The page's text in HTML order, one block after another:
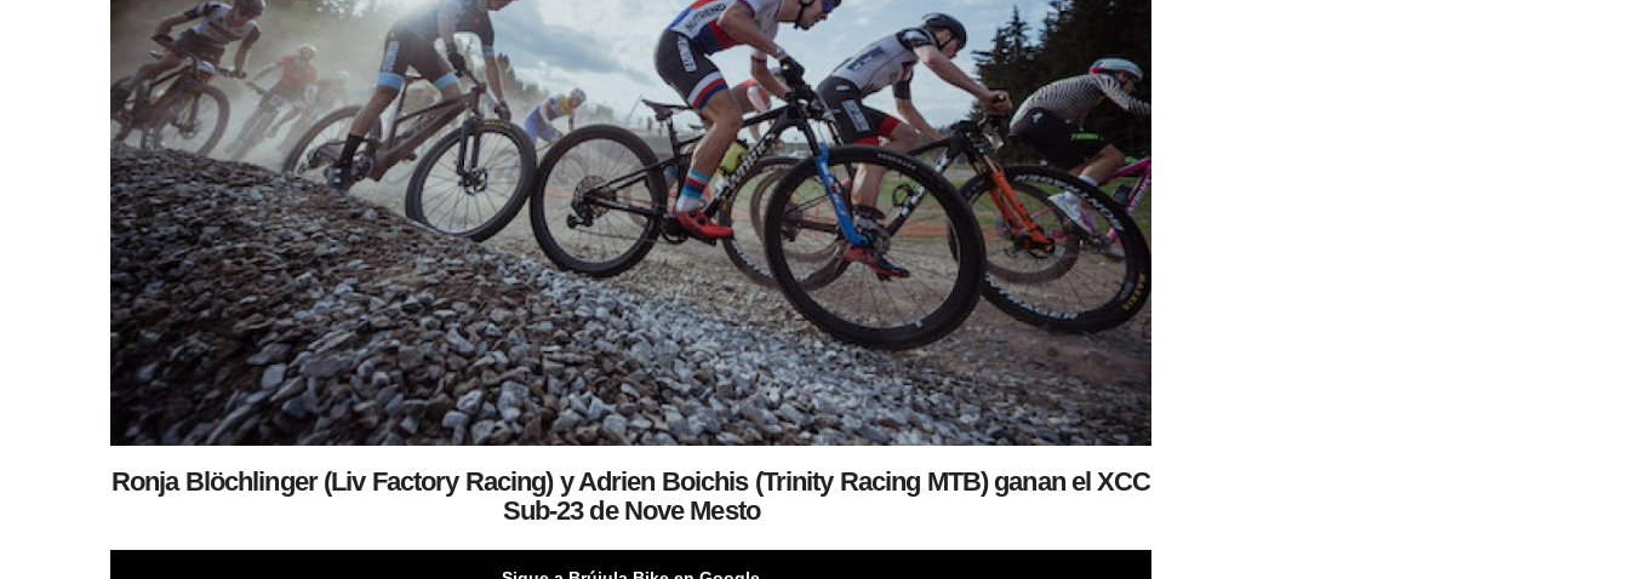
Ronja Blöchlinger (Liv Factory Racing) y Adrien Boichis (Trinity Racing MTB) ganan el XCC
Sub-23 de Nove Mesto